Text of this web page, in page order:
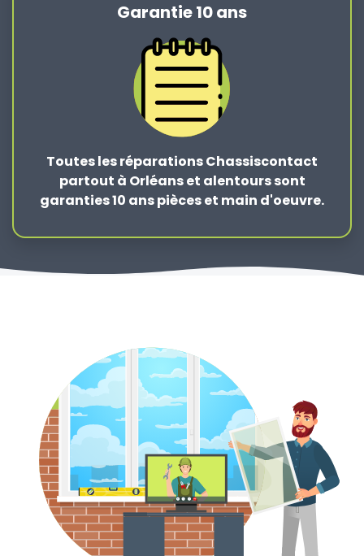
Garantie 10 ans
Toutes les réparations Chassiscontact
partout à Orléans et alentours sont
garanties 10 ans pièces et main d'oeuvre.